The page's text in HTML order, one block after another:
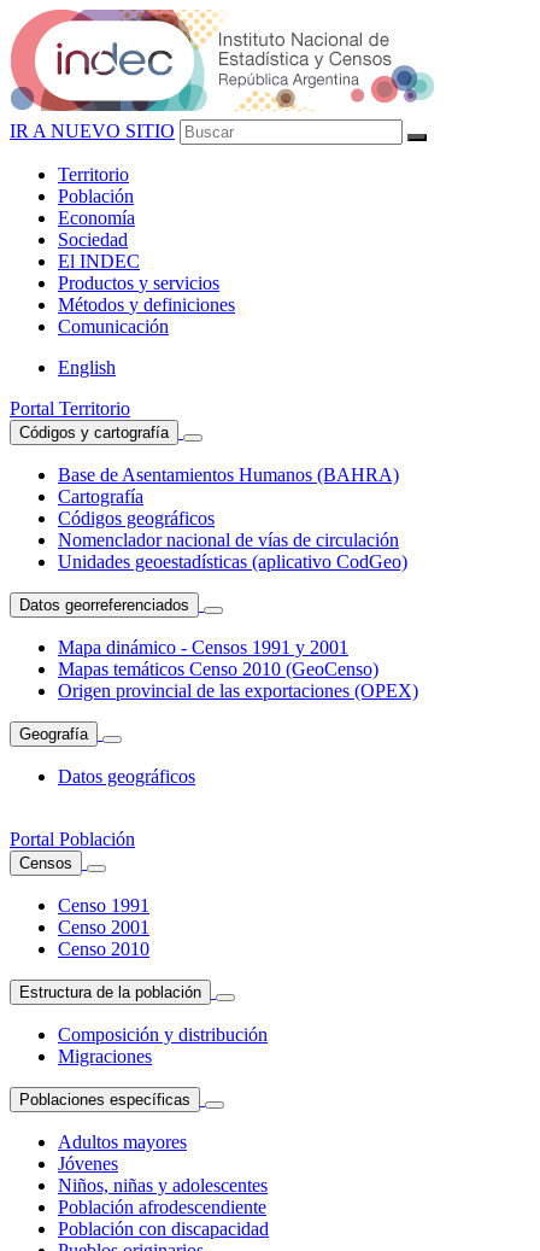
IR A NUEVO SITIO
Territorio
Población
Economía
Sociedad
El INDEC
Productos y servicios
Métodos y definiciones
Comunicación
English
Portal Territorio
Códigos y cartografía
Base de Asentamientos Humanos (BAHRA)
Cartografía
Códigos geográficos
Nomenclador nacional de vías de circulación
Unidades geoestadísticas (aplicativo CodGeo)
Datos georreferenciados
Mapa dinámico - Censos 1991 y 2001
Mapas temáticos Censo 2010 (GeoCenso)
Origen provincial de las exportaciones (OPEX)
Geografía
Datos geográficos
Portal Población
Censos
Censo 1991
Censo 2001
Censo 2010
Estructura de la población
Composición y distribución
Migraciones
Poblaciones específicas
Adultos mayores
Jóvenes
Niños, niñas y adolescentes
Población afrodescendiente
Población con discapacidad